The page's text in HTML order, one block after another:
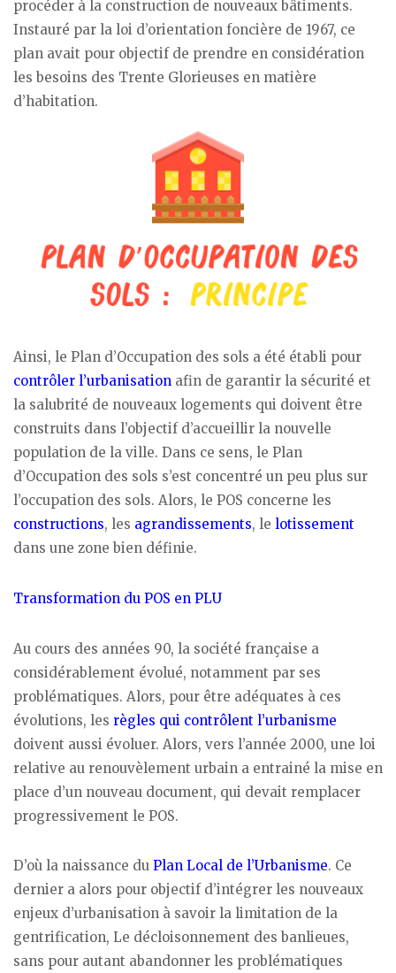
procéder à la construction de nouveaux bâtiments.
Instauré par la loi d’orientation foncière de 1967, ce
plan avait pour objectif de prendre en considération
les besoins des Trente Glorieuses en matière
d’habitation.
Ainsi, le Plan d’Occupation des sols a été établi pour
contrôler l’urbanisation afin de garantir la sécurité et
la salubrité de nouveaux logements qui doivent être
construits dans l’objectif d’accueillir la nouvelle
population de la ville. Dans ce sens, le Plan
d’Occupation des sols s’est concentré un peu plus sur
l’occupation des sols. Alors, le POS concerne les
constructions, les agrandissements, le lotissement
dans une zone bien définie.
Transformation du POS en PLU
Au cours des années 90, la société française a
considérablement évolué, notamment par ses
problématiques. Alors, pour être adéquates à ces
évolutions, les règles qui contrôlent l’urbanisme
doivent aussi évoluer. Alors, vers l’année 2000, une loi
relative au renouvèlement urbain a entrainé la mise en
place d’un nouveau document, qui devait remplacer
progressivement le POS.
D’où la naissance du Plan Local de l’Urbanisme. Ce
dernier a alors pour objectif d’intégrer les nouveaux
enjeux d’urbanisation à savoir la limitation de la
gentrification, Le décloisonnement des banlieues,
sans pour autant abandonner les problématiques